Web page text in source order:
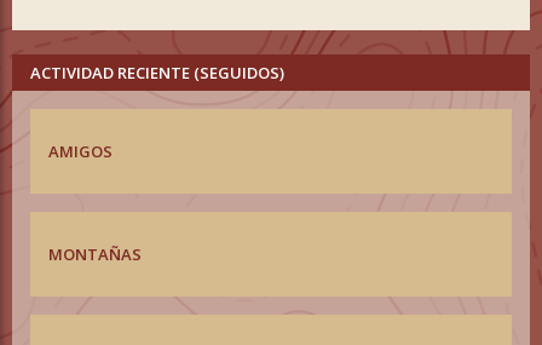
ACTIVIDAD RECIENTE (SEGUIDOS)
AMIGOS
MONTAÑAS